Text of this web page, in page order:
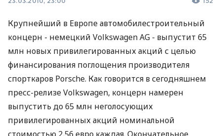
Крупнейший в Европе автомобилестроительный
концерн - немецкий Volkswagen AG - выпустит 65
млн новых привилегированных акций с целью
финансирования поглощения производителя
спорткаров Porsche. Как говорится в сегодняшнем
пресс-релизе Volkswagen, концерн намерен
выпустить до 65 млн неголосующих
привилегированных акций номинальной